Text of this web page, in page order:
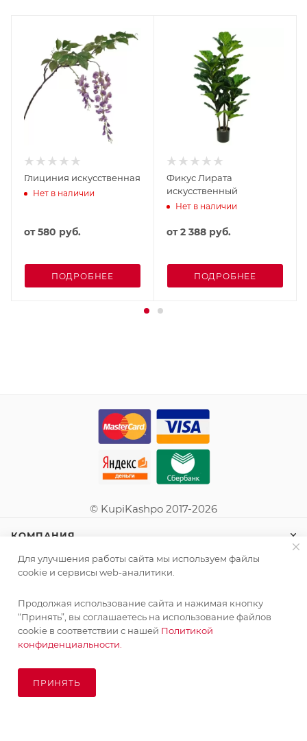
Глициния искусственная
Нет в наличии
от580 руб.
ПОДРОБНЕЕ
Фикус Лирата
искусственный
Нет в наличии
от2 388 руб.
ПОДРОБНЕЕ
© KupiKashpo 2017-2026
КОМПАНИЯ
ИНФОРМАЦИЯ
ПОМОЩЬ
ПОДПИСАТЬСЯ НА РАССЫЛКУ
Для улучшения работы сайта мы используем файлы
cookie и сервисы web-аналитики.
Продолжая использование сайта и нажимая кнопку
“Принять”, вы соглашаетесь на использование файлов
cookie в соответствии с нашей Политикой
конфиденциальности.
ПРИНЯТЬ